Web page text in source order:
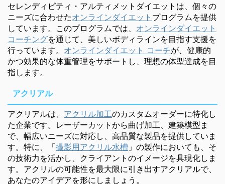
セレンディピティ・アルティメットダイエットは、個々の
ニーズに合わせたオンラインダイエット プログラムを提供
しています。このプログラムでは、 オンラインダイエット
コーチングを通じて、美しいボディラインを目指す支援を
行っています。 オンラインダイエット コーチが、健康的
かつ効果的な体重管理をサポートし、理想の体型達成を目
指します。
アクリアル
アクリアルは、 アクリル加工のカスタムオーダーに特化し
た企業です。レーザーカットから曲げ加工、建築模型ま
で、幅広いニーズに対応し、高品質な製品を提供していま
す。特に、「撮影用アクリル水槽 」の製作においても、そ
の技術力を活かし、クライアントのイメージを具現化しま
す。アクリルの可能性を最大限に引き出すアクリアルで、
あなたのアイデアを形にしましょう。